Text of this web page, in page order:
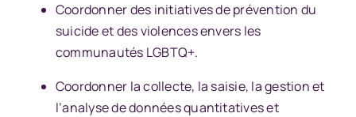
Coordonner des initiatives de prévention du
suicide et des violences envers les
communautés LGBTQ+.
Coordonner la collecte, la saisie, la gestion et
l’analyse de données quantitatives et